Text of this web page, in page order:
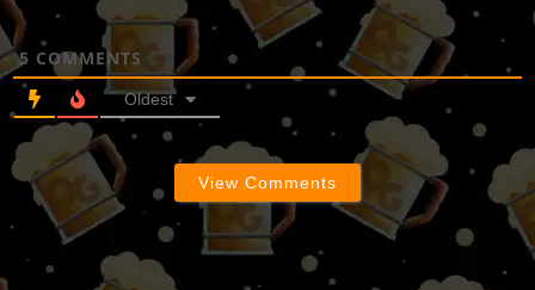
5 COMMENTS
Oldest
View Comments